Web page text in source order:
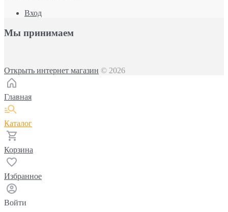
Вход
Мы принимаем
Открыть интернет магазин © 2026
Главная
Каталог
Корзина
Избранное
Войти